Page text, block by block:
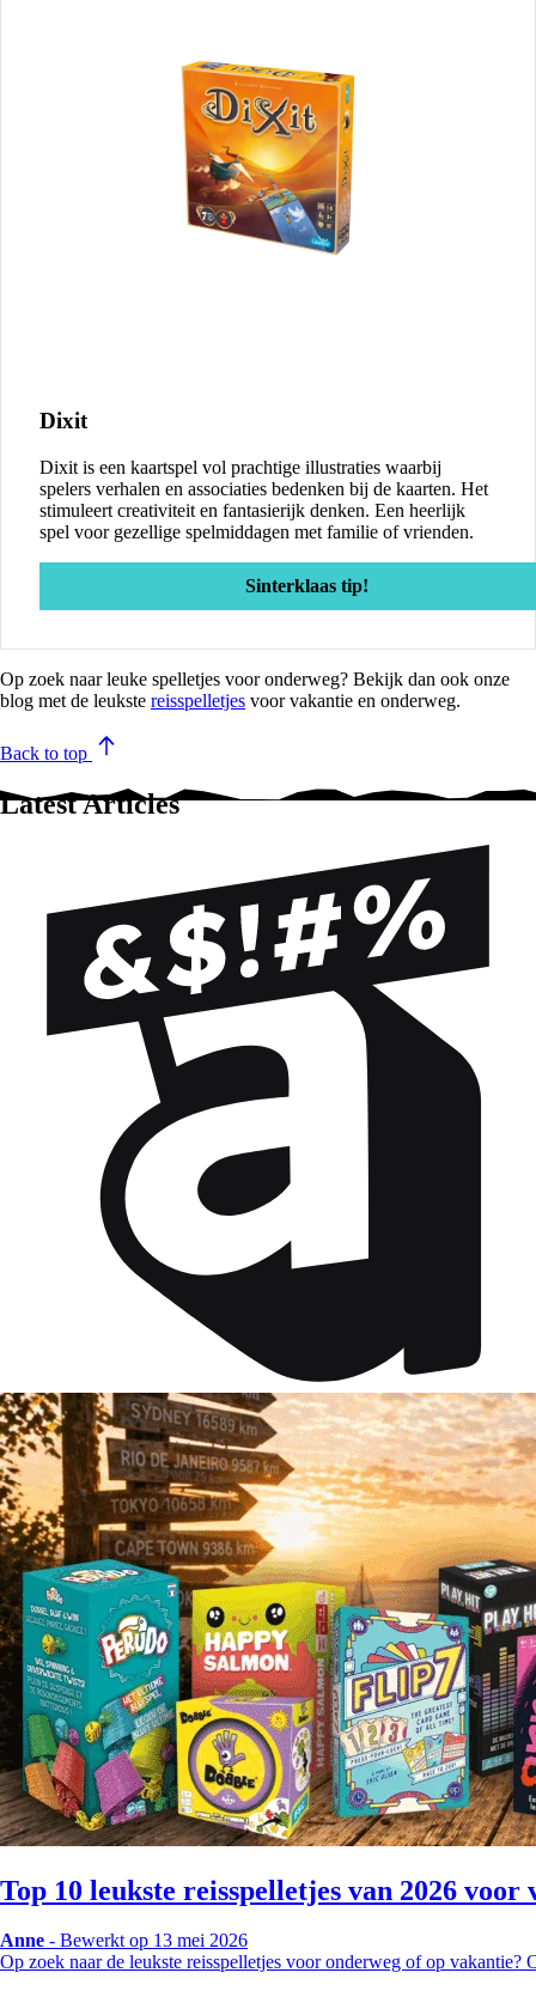
Dixit
Dixit is een kaartspel vol prachtige illustraties waarbij
spelers verhalen en associaties bedenken bij de kaarten. Het
stimuleert creativiteit en fantasierijk denken. Een heerlijk
spel voor gezellige spelmiddagen met familie of vrienden.
Sinterklaas tip!
Op zoek naar leuke spelletjes voor onderweg? Bekijk dan ook onze
blog met de leukste reisspelletjes voor vakantie en onderweg.
Back to top
Latest Articles
Top 10 leukste reisspelletjes van 2026
Anne - Bewerkt op 13 mei 2026
Op zoek naar de leukste reisspelletjes voor onderweg of op